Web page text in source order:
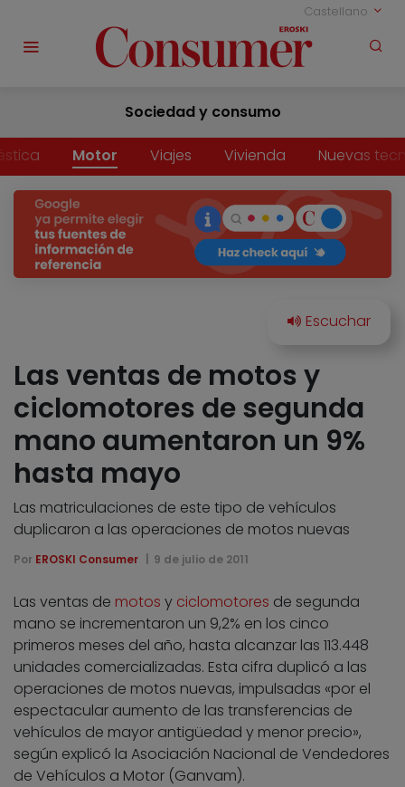
Castellano
Sociedad y consumo
Motor Viajes Vivienda Nuevas
Las ventas de motos y
ciclomotores de segunda
mano aumentaron un 9%
hasta mayo
Las matriculaciones de este tipo de vehículos
duplicaron a las operaciones de motos nuevas
Por EROSKI Consumer 9 de julio de 2011
Las ventas de motos y ciclomotores de segunda
mano se incrementaron un 9,2% en los cinco
primeros meses del año, hasta alcanzar las 113.448
unidades comercializadas. Esta cifra duplicó a las
operaciones de motos nuevas, impulsadas «por el
espectacular aumento de las transferencias de
vehículos de mayor antigüedad y menor precio»,
según explicó la Asociación Nacional de Vendedores
de Vehículos a Motor (Ganvam).